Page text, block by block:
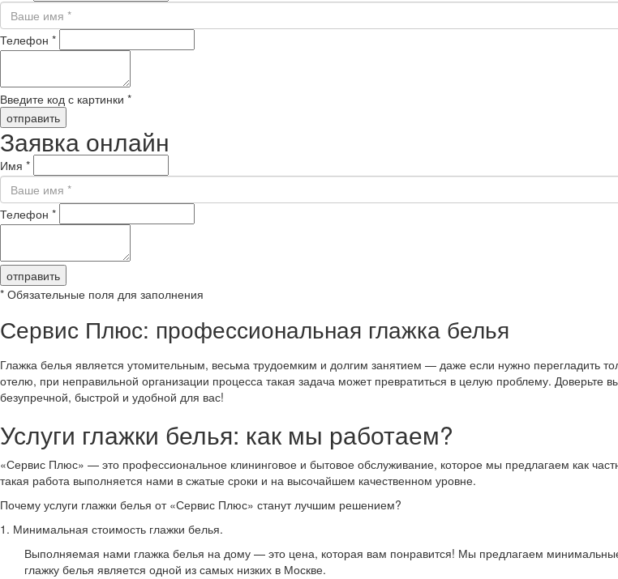
Телефон *
Введите код с картинки *
отправить
Заявка онлайн
Имя *
Телефон *
отправить
* Обязательные поля для заполнения
Сервис Плюс: профессиональная глажка белья
Глажка белья является утомительным, весьма трудоемким и долгим занятием — даже если нужно перегладить
отелю, при неправильной организации процесса такая задача может превратиться в целую проблему.
безупречной, быстрой и удобной для вас!
Услуги глажки белья: как мы работаем?
«Сервис Плюс» — это профессиональное клининговое и бытовое обслуживание, которое мы предлагаем как
такая работа выполняется нами в сжатые сроки и на высочайшем качественном уровне.
Почему услуги глажки белья от «Сервис Плюс» станут лучшим решением?
1. Минимальная стоимость глажки белья.
Выполняемая нами глажка белья на дому — это цена, которая вам понравится! Мы предлагаем
глажку белья является одной из самых низких в Москве.